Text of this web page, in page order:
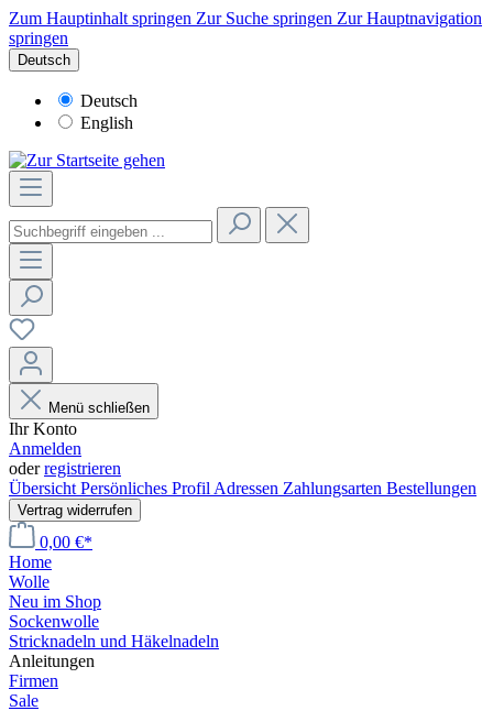
Zum Hauptinhalt springen Zur Suche springen Zur Hauptnavigation
springen
Deutsch
Deutsch
English
Menü schließen
Ihr Konto
Anmelden
oderregistrieren
Übersicht Persönliches Profil Adressen Zahlungsarten Bestellungen
Vertrag widerrufen
0,00 €*
Home
Wolle
Neu im Shop
Sockenwolle
Stricknadeln und Häkelnadeln
Anleitungen
Firmen
Sale